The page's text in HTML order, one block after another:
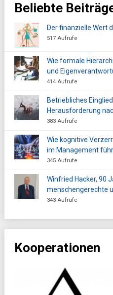
Beliebte
Der finanzielle Wert
517 Aufrufe
Wie formale
und
414 Aufrufe
Betriebliches
Herausforderung
383 Aufrufe
Wie kognitive
im Management
345 Aufrufe
Winfried Hacker, 90
menschengerechte
343 Aufrufe
Kooperationen